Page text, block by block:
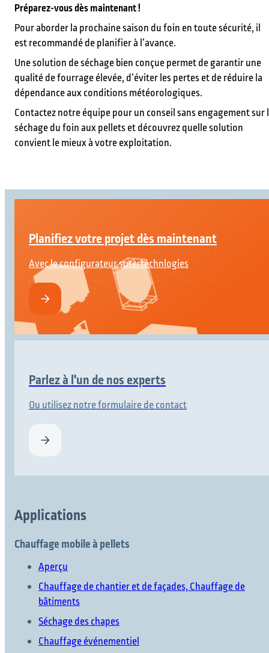
Préparez-vous dès maintenant !
Pour aborder la prochaine saison du foin en toute sécurité, il
est recommandé de planifier à l’avance.
Une solution de séchage bien conçue permet de garantir une
qualité de fourrage élevée, d’éviter les pertes et de réduire la
dépendance aux conditions météorologiques.
Contactez notre équipe pour un conseil sans engagement sur
séchage du foin aux pellets et découvrez quelle solution
convient le mieux à votre exploitation.
Planifiez votre projet dès maintenant
Avec le configurateur sutertechnlogies
Parlez à l'un de nos experts
Ou utilisez notre formulaire de contact
Applications
Chauffage mobile à pellets
Aperçu
Chauffage de chantier et de façades, Chauffage de
bâtiments
Séchage des chapes
Chauffage événementiel